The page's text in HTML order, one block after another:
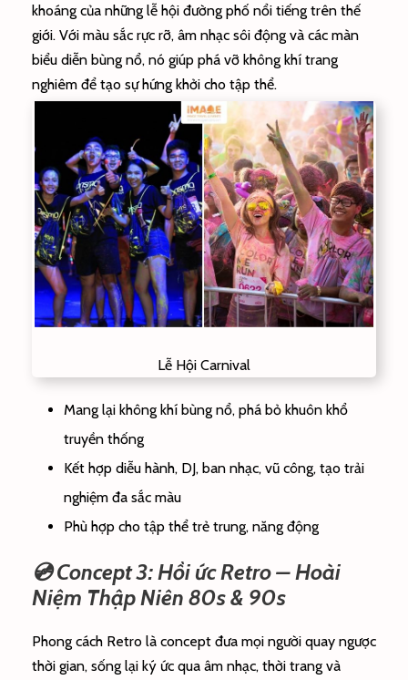
khoáng của những lễ hội đường phố nổi tiếng trên thế
giới. Với màu sắc rực rỡ, âm nhạc sôi động và các màn
biểu diễn bùng nổ, nó giúp phá vỡ không khí trang
nghiêm để tạo sự hứng khởi cho tập thể.
Lễ Hội Carnival
Mang lại không khí bùng nổ, phá bỏ khuôn khổ
truyền thống
Kết hợp diễu hành, DJ, ban nhạc, vũ công, tạo trải
nghiệm đa sắc màu
Phù hợp cho tập thể trẻ trung, năng động
💿 Concept 3: Hồi ức Retro – Hoài
Niệm Thập Niên 80s & 90s
Phong cách Retro là concept đưa mọi người quay ngược
thời gian, sống lại ký ức qua âm nhạc, thời trang và